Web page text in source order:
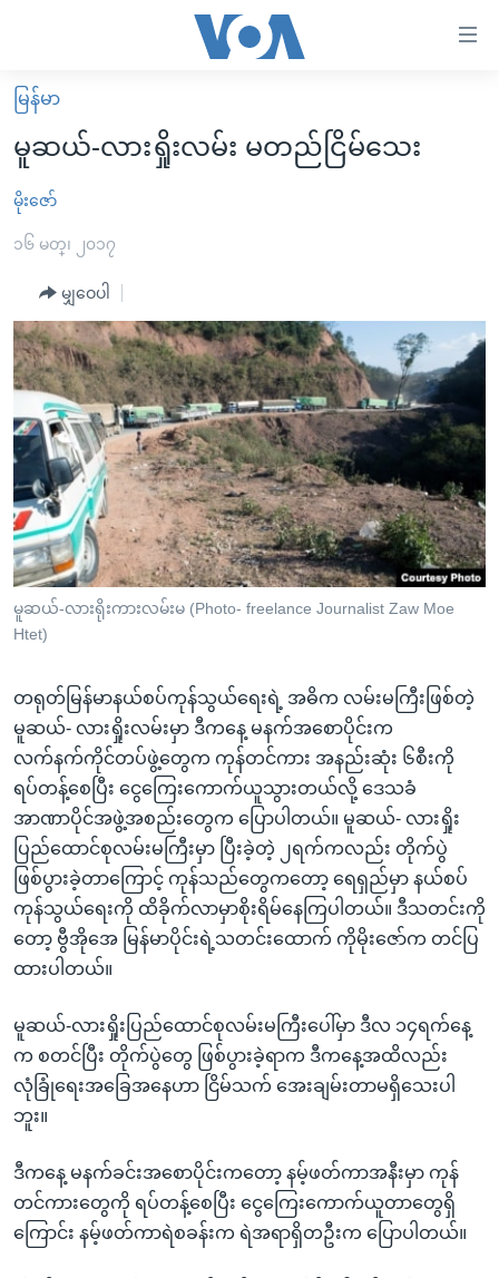
လွယ်ကူ
စေ
Link
များ
အကြောင်းအရာ
သို့
ကျော်
ကြည့်
ရန်
အ
ညွန်း
စာမျက်နှာ
ကျော်
ရှာဖွေ
ရန်
နေရာ
ကျော်
ရန်
မူလစာမျက်နှာ
မြန်မာ
ကမ္ဘာ့သတင်းများ
နိုင်ငံတကာ
တရုတ်
အစ္စရေး-ပါလက်စတိုင်း
ဗွီဒီယို
ရပ်ဝန်းတခု လမ်းတခု အလွန်
အင်္ဂလိပ်စာလေ့လာမယ်
အမေရိကန်သုံးအီဒီယံ
မကြေးမုံရဲ့ အင်္ဂလိပ်စာ
ရုပ်ရှင်ထဲက အင်္ဂလိပ်စာ
သုတပဒေသာ အင်္ဂလိပ်စာ
အပတ်စဉ်ကဏ္ဍများ
ရေဒီယို
တီဗွီ
ရေဒီယိုနှင့်ရုပ်သံ အချက်အလက်များ
ရေဒီယို/တီဗွီအစီအစဉ်
Learning English
ဗွီအိုအေ လူမှုကွန်ယက်များ
ဘာသာစကားများ
မြန်မာ
မူဆယ်-လားရှိုးလမ်း မတည်ငြိမ်သေး
မိုးဇော်
၁၆ မတ္၊ ၂၀၁၇
မျှဝေပါ
မူဆယ်-လားရိုးကားလမ်းမ (Photo- freelance Journalist Zaw Moe
Htet)
တရုတ်မြန်မာနယ်စပ်ကုန်သွယ်ရေးရဲ့ အဓိက လမ်းမကြီးဖြစ်တဲ့
မူဆယ်- လားရှိုးလမ်းမှာ ဒီကနေ့ မနက်အစောပိုင်းက
လက်နက်ကိုင်တပ်ဖွဲ့တွေက ကုန်တင်ကား အနည်းဆုံး ၆စီးကို
ရပ်တန့်စေပြီး ငွေကြေးကောက်ယူသွားတယ်လို့ ဒေသခံ
အာဏာပိုင်အဖွဲ့အစည်းတွေက ပြောပါတယ်။ မူဆယ်- လားရှိုး
ပြည်ထောင်စုလမ်းမကြီးမှာ ပြီးခဲ့တဲ့ ၂ရက်ကလည်း တိုက်ပွဲ
ဖြစ်ပွားခဲ့တာကြောင့် ကုန်သည်တွေကတော့ ရေရှည်မှာ နယ်စပ်
ကုန်သွယ်ရေးကို ထိခိုက်လာမှာစိုးရိမ်နေကြပါတယ်။ ဒီသတင်းကို
တော့ ဗွီအိုအေ မြန်မာပိုင်းရဲ့သတင်းထောက် ကိုမိုးဇော်က တင်ပြ
ထားပါတယ်။
မူဆယ်-လားရှိုးပြည်ထောင်စုလမ်းမကြီးပေါ်မှာ ဒီလ ၁၄ရက်နေ့
က စတင်ပြီး တိုက်ပွဲတွေ ဖြစ်ပွားခဲ့ရာက ဒီကနေ့အထိလည်း
လုံခြုံရေးအခြေအနေဟာ ငြိမ်သက် အေးချမ်းတာမရှိသေးပါ
ဘူး။
ဒီကနေ့ မနက်ခင်းအစောပိုင်းကတော့ နမ့်ဖတ်ကာအနီးမှာ ကုန်
တင်ကားတွေကို ရပ်တန့်စေပြီး ငွေကြေးကောက်ယူတာတွေရှိ
ကြောင်း နမ့်ဖတ်ကာရဲစခန်းက ရဲအရာရှိတဦးက ပြောပါတယ်။